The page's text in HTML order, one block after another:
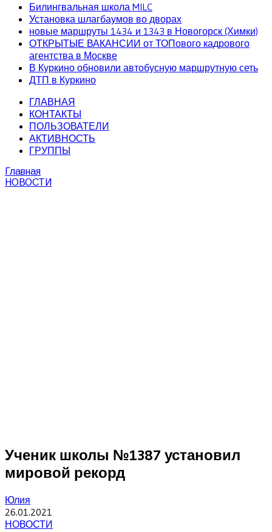
Билингвальная школа MILC
Установка шлагбаумов во дворах
новые маршруты 1434 и 1343 в Новогорск (Химки)
ОТКРЫТЫЕ ВАКАНСИИ от ТОПового кадрового
агентства в Москве
В Куркино обновили автобусную маршрутную сеть
ДТП в Куркино
ГЛАВНАЯ
КОНТАКТЫ
ПОЛЬЗОВАТЕЛИ
АКТИВНОСТЬ
ГРУППЫ
Главная
НОВОСТИ
Ученик школы №1387 установил
мировой рекорд
Юлия
26.01.2021
НОВОСТИ